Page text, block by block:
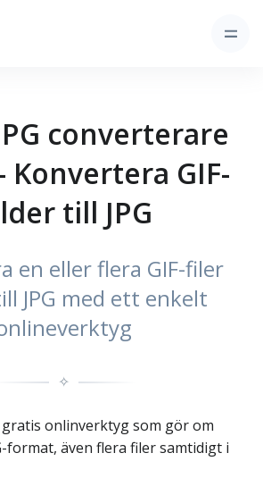
converterare
Konvertera GIF-
till JPG
en eller flera GIF-filer
JPG med ett enkelt
✧
gratis onlinverktyg som gör om
format, även flera filer samtidigt i